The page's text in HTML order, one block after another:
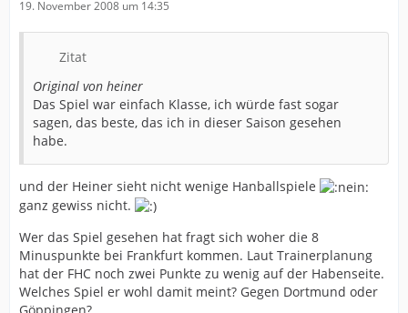
19. November 2008 um 14:35
Zitat
Original von heiner
Das Spiel war einfach Klasse, ich würde fast sogar
sagen, das beste, das ich in dieser Saison gesehen
habe.
und der Heiner sieht nicht wenige Hanballspiele
ganz gewiss nicht.
Wer das Spiel gesehen hat fragt sich woher die 8
Minuspunkte bei Frankfurt kommen. Laut Trainerplanung
hat der FHC noch zwei Punkte zu wenig auf der Habenseite.
Welches Spiel er wohl damit meint? Gegen Dortmund oder